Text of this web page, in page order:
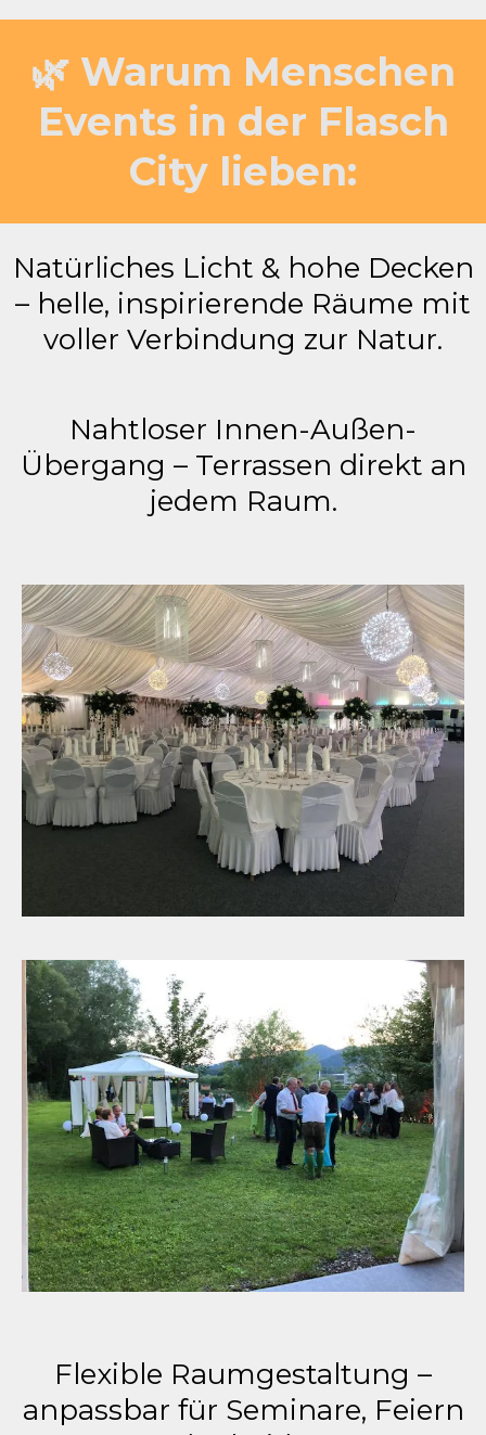
🌿 Warum Menschen
Events in der Flasch
City lieben:
Natürliches Licht & hohe Decken
– helle, inspirierende Räume mit
voller Verbindung zur Natur.
Nahtloser Innen-Außen-
Übergang – Terrassen direkt an
jedem Raum.
Flexible Raumgestaltung –
anpassbar für Seminare, Feiern